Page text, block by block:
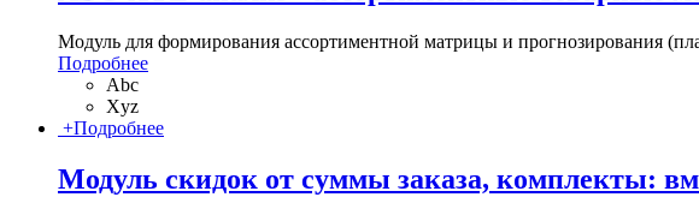
Модуль для формирования ассортиментной матрицы и прогнозирования
Подробнее
Abc
Xyz
+Подробнее
Модуль скидок от суммы заказа, комплекты: